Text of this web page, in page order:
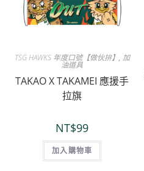
TSG HAWKS 年度口號【做伙拚】 , 加
油道具
TAKAO X TAKAMEI 應援手
拉旗
NT$99
加入購物車